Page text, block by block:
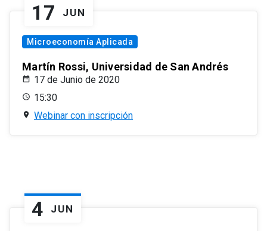
17 JUN
Microeconomía Aplicada
Martín Rossi, Universidad de San Andrés
17 de Junio de 2020
15:30
Webinar con inscripción
4 JUN